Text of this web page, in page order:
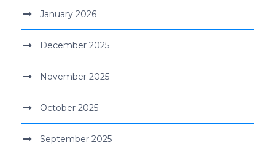
January 2026
December 2025
November 2025
October 2025
September 2025